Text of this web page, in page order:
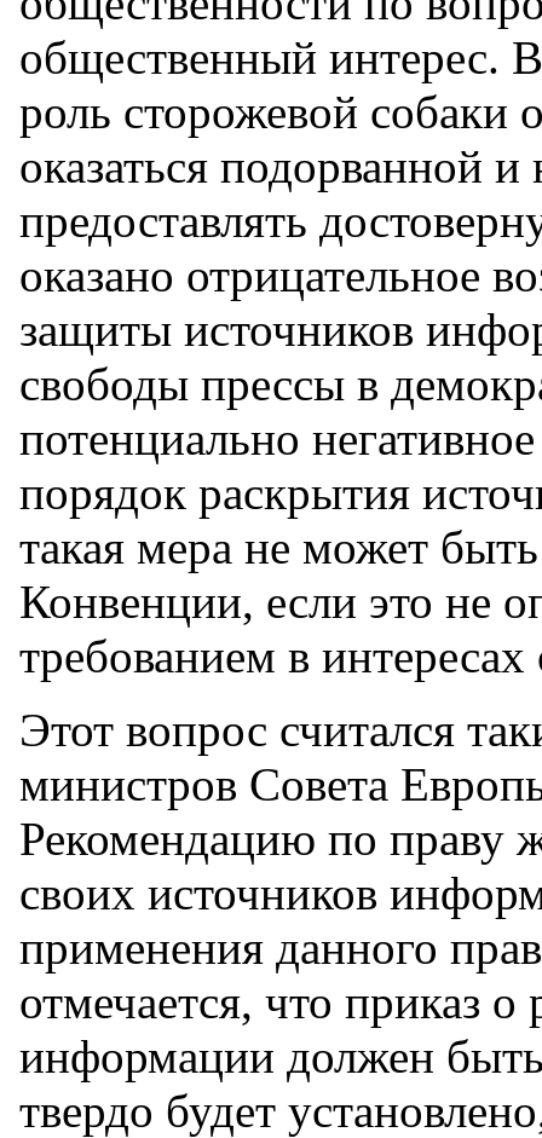
общественный интерес.
роль сторожевой собаки
оказаться подорванной
предоставлять
оказано отрицательное
защиты источников
свободы прессы в
потенциально
порядок раскрытия
такая мера не может
Конвенции, если это не
требованием в
Этот вопрос считался
министров Совета
Рекомендацию по праву
своих источников
применения данного
отмечается, что приказ
информации должен
твердо будет